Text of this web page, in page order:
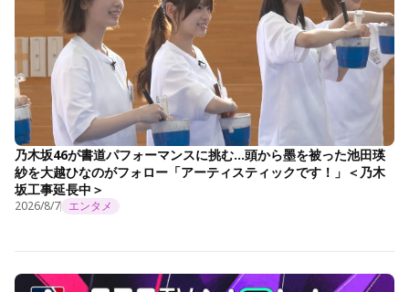
乃木坂46が書道パフォーマンスに挑む…頭から墨を被った池田瑛
紗を大越ひなのがフォロー「アーティスティックです！」＜乃木
坂工事延長中＞
2026/8/7 エンタメ